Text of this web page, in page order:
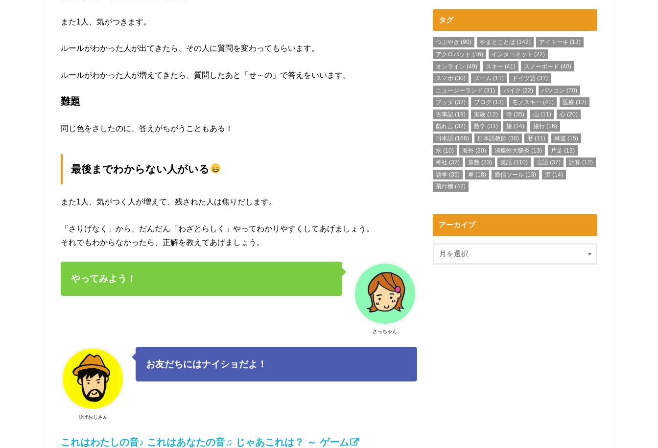
また1人、気がつきます。
ルールがわかった人が出てきたら、その人に質問を変わってもらいます。
ルールがわかった人が増えてきたら、質問したあと「せ～の」で答えをいいます。
難題
同じ色をさしたのに、答えがちがうこともある！
最後までわからない人がいる
また1人、気がつく人が増えて、残された人は焦りだします。
「さりげなく」から、だんだん「わざとらしく」やってわかりやすくしてあげましょう。
それでもわからなかったら、正解を教えてあげましょう。
さっちゃん
やってみよう！
ひげおじさん
お友だちにはナイショだよ！
これはわたしの音♪ これはあなたの音♫ じゃあこれは？ ～ ゲーム
タグ
つぶやき (90) やまとことば (142) アイトーキ (13)
アクロバット (16) インターネット (22)
オンライン (49) スキー (41) スノーボード (40)
スマホ (30) ズーム (11) ドイツ語 (31)
ニュージーランド (31) バイク (22) パソコン (70)
ブッダ (32) ブログ (13) モノスキー (41) 医療 (12)
古事記 (19) 実験 (12) 寺 (35) 山 (11) 心(20)
戯れ言 (32) 数学 (31) 旅 (14) 旅行(16)
日本語 (168) 日本語教師 (38) 暦 (11) 林道 (15)
水 (10) 海外 (30) 潰瘍性大腸炎 (13) 片足 (13)
神社 (32) 算数 (23) 英語 (110) 言語 (37) 計算 (12)
語学 (35) 車 (18) 通信ツール (13) 酒(14)
飛行機 (42)
アーカイブ